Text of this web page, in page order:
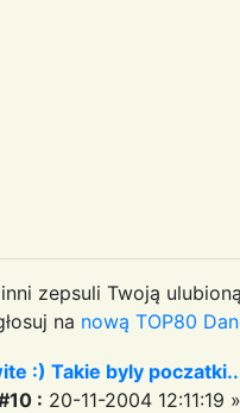
zepsuli Twoją
na nową TOP80
:) Takie byly
: 20-11-2004 12:11:19 »